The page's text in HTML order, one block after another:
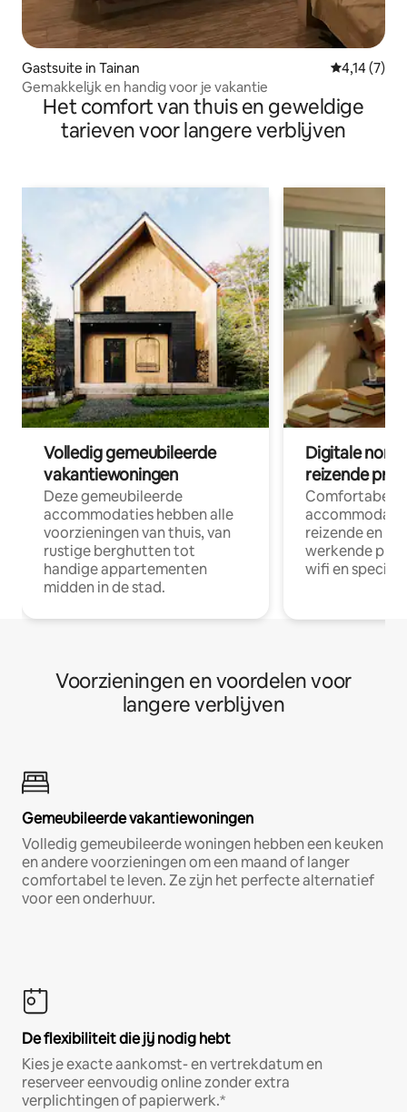
Gastsuite in Tainan
4,14 (7)
Gemakkelijk en handig voor je vakantie
Het comfort van thuis en geweldige
tarieven voor langere verblijven
Volledig gemeubileerde
vakantiewoningen
Deze gemeubileerde
accommodaties hebben alle
voorzieningen van thuis, van
rustige berghutten tot
handige appartementen
midden in de stad.
Digitale
reizende
Comfortabele
reizende en
werkende
wifi en
Voorzieningen en voordelen voor
langere verblijven
Gemeubileerde vakantiewoningen
Volledig gemeubileerde woningen hebben een keuken
en andere voorzieningen om een maand of langer
comfortabel te leven. Ze zijn het perfecte alternatief
voor een onderhuur.
De flexibiliteit die jij nodig hebt
Kies je exacte aankomst- en vertrekdatum en
reserveer eenvoudig online zonder extra
verplichtingen of papierwerk.*